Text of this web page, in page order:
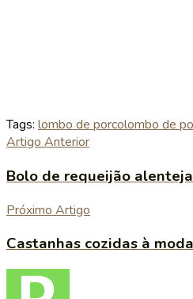
Tags: lombo de porcolombo de
Artigo Anterior
Bolo de requeijão
Próximo Artigo
Castanhas cozidas à